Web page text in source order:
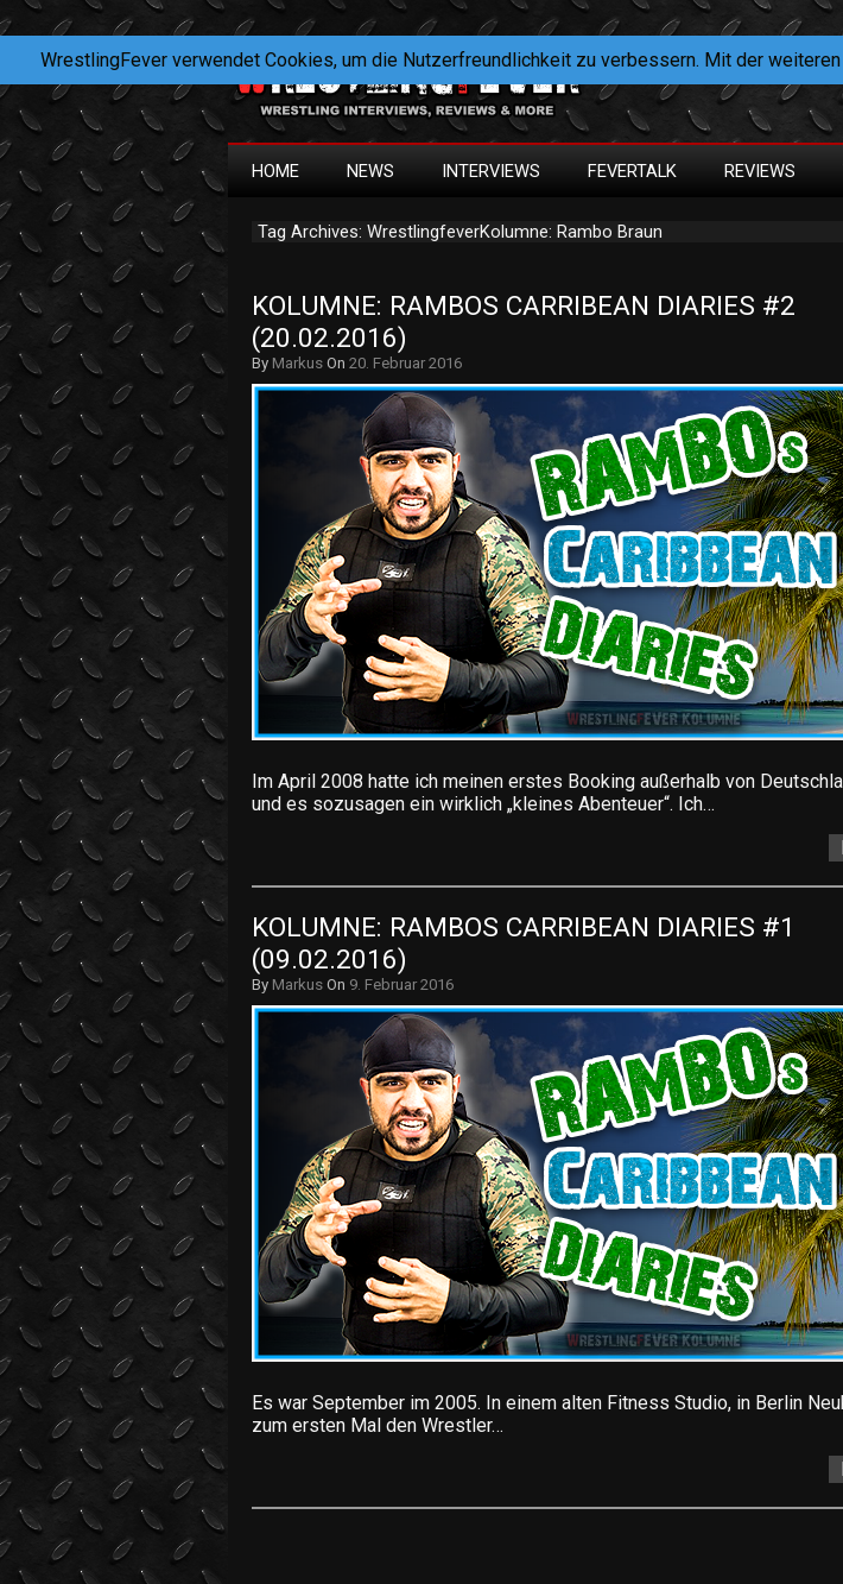
HOME NEWS INTERVIEWS FEVERTALK REVIEWS
Tag Archives: WrestlingfeverKolumne: Rambo Braun
KOLUMNE: RAMBOS CARRIBEAN DIARIES #2
(20.02.2016)
By Markus On 20. Februar 2016
Im April 2008 hatte ich meinen erstes Booking außerhalb von
und es sozusagen ein wirklich „kleines Abenteuer“. Ich…
KOLUMNE: RAMBOS CARRIBEAN DIARIES #1
(09.02.2016)
By Markus On 9. Februar 2016
Es war September im 2005. In einem alten Fitness Studio, in Berlin
zum ersten Mal den Wrestler…
WrestlingFever verwendet Cookies, um die Nutzerfreundlichkeit zu verbessern. Mit der